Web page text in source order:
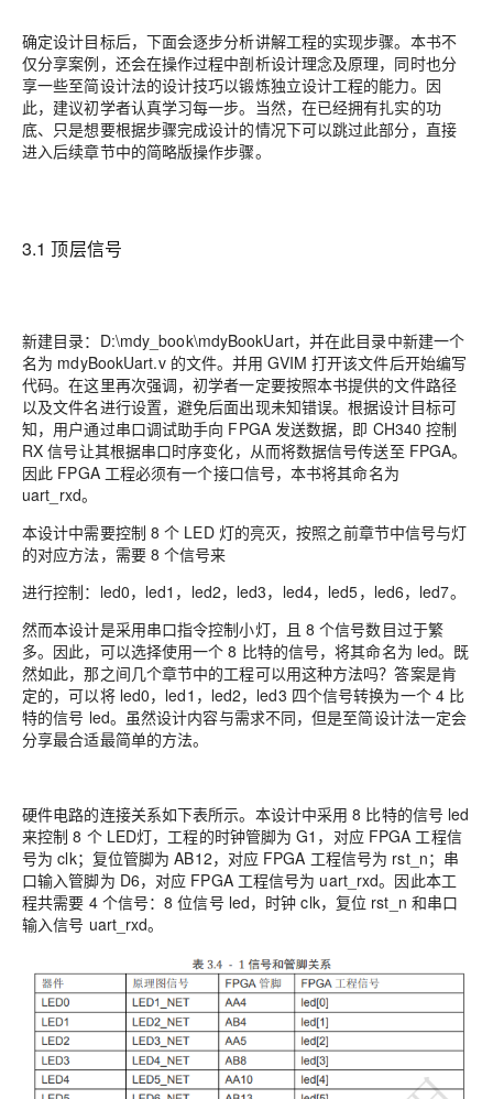
确定设计目标后，下面会逐步分析讲解工程的实现步骤。本书不
仅分享案例，还会在操作过程中剖析设计理念及原理，同时也分
享一些至简设计法的设计技巧以锻炼独立设计工程的能力。因
此，建议初学者认真学习每一步。当然，在已经拥有扎实的功
底、只是想要根据步骤完成设计的情况下可以跳过此部分，直接
进入后续章节中的简略版操作步骤。
3.1 顶层信号
新建目录：D:\mdy_book\mdyBookUart，并在此目录中新建一个
名为 mdyBookUart.v 的文件。并用 GVIM 打开该文件后开始编写
代码。在这里再次强调，初学者一定要按照本书提供的文件路径
以及文件名进行设置，避免后面出现未知错误。根据设计目标可
知，用户通过串口调试助手向 FPGA 发送数据，即 CH340 控制
RX 信号让其根据串口时序变化，从而将数据信号传送至 FPGA。
因此 FPGA 工程必须有一个接口信号，本书将其命名为
uart_rxd。
本设计中需要控制 8 个 LED 灯的亮灭，按照之前章节中信号与灯
的对应方法，需要 8 个信号来
进行控制：led0，led1，led2，led3，led4，led5，led6，led7。
然而本设计是采用串口指令控制小灯，且 8 个信号数目过于繁
多。因此，可以选择使用一个 8 比特的信号，将其命名为 led。既
然如此，那之间几个章节中的工程可以用这种方法吗？答案是肯
定的，可以将 led0，led1，led2，led3 四个信号转换为一个 4 比
特的信号 led。虽然设计内容与需求不同，但是至简设计法一定会
分享最合适最简单的方法。
硬件电路的连接关系如下表所示。本设计中采用 8 比特的信号 led
来控制 8 个 LED灯，工程的时钟管脚为 G1，对应 FPGA 工程信
号为 clk；复位管脚为 AB12，对应 FPGA 工程信号为 rst_n；串
口输入管脚为 D6，对应 FPGA 工程信号为 uart_rxd。因此本工
程共需要 4 个信号：8 位信号 led，时钟 clk，复位 rst_n 和串口
输入信号 uart_rxd。